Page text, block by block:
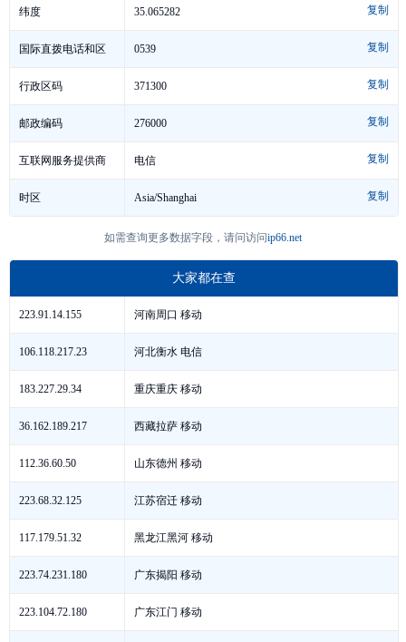
纬度 35.065282 复制
国际直拨电话和区
号
0539 复制
行政区码 371300 复制
邮政编码 276000 复制
互联网服务提供商 电信 复制
时区 Asia/Shanghai 复制
如需查询更多数据字段，请问访问ip66.net
大家都在查
223.91.14.155 河南周口 移动
106.118.217.23 河北衡水 电信
183.227.29.34 重庆重庆 移动
36.162.189.217 西藏拉萨 移动
112.36.60.50 山东德州 移动
223.68.32.125 江苏宿迁 移动
117.179.51.32 黑龙江黑河 移动
223.74.231.180 广东揭阳 移动
223.104.72.180 广东江门 移动